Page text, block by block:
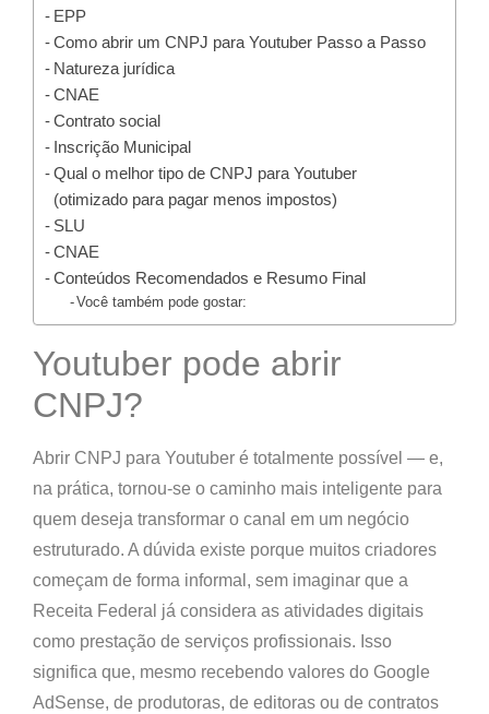
EPP
Como abrir um CNPJ para Youtuber Passo a Passo
Natureza jurídica
CNAE
Contrato social
Inscrição Municipal
Qual o melhor tipo de CNPJ para Youtuber
(otimizado para pagar menos impostos)
SLU
CNAE
Conteúdos Recomendados e Resumo Final
Você também pode gostar:
Youtuber pode abrir
CNPJ?
Abrir CNPJ para Youtuber é totalmente possível — e,
na prática, tornou-se o caminho mais inteligente para
quem deseja transformar o canal em um negócio
estruturado. A dúvida existe porque muitos criadores
começam de forma informal, sem imaginar que a
Receita Federal já considera as atividades digitais
como prestação de serviços profissionais. Isso
significa que, mesmo recebendo valores do Google
AdSense, de produtoras, de editoras ou de contratos